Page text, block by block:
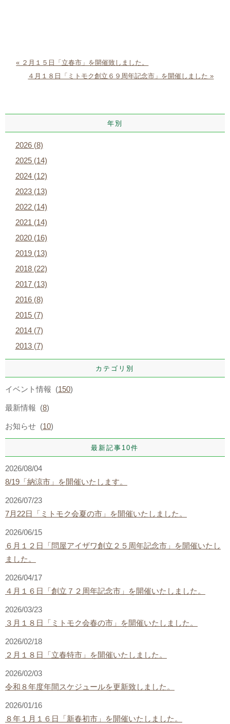
« ２月１５日「立春市」を開催致しました。
４月１８日「ミトモク創立６９周年記念市」を開催しました »
年別
2026 (8)
2025 (14)
2024 (12)
2023 (13)
2022 (14)
2021 (14)
2020 (16)
2019 (13)
2018 (22)
2017 (13)
2016 (8)
2015 (7)
2014 (7)
2013 (7)
カテゴリ別
イベント情報 (150)
最新情報 (8)
お知らせ (10)
最新記事10件
2026/08/04
8/19「納涼市」を開催いたします。
2026/07/23
7月22日「ミトモク会夏の市」を開催いたしました。
2026/06/15
６月１２日「問屋アイザワ創立２５周年記念市」を開催いたし
ました。
2026/04/17
４月１６日「創立７２周年記念市」を開催いたしました。
2026/03/23
３月１８日「ミトモク会春の市」を開催いたしました。
2026/02/18
２月１８日「立春特市」を開催いたしました。
2026/02/03
令和８年度年間スケジュールを更新致しました。
2026/01/16
８年１月１６日「新春初市」を開催いたしました。